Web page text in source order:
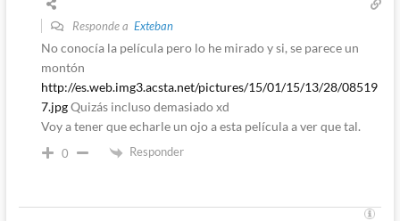
Responde a Exteban
No conocía la película pero lo he mirado y si, se parece un
montón
http://es.web.img3.acsta.net/pictures/15/01/15/13/28/08519
7.jpgQuizás incluso demasiado xd
Voy a tener que echarle un ojo a esta película a ver que tal.
0 Responder